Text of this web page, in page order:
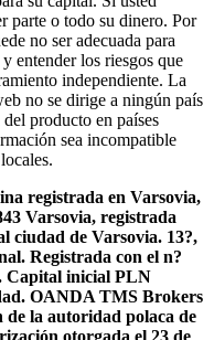
parte o todo su dinero. Por
no ser adecuada para
entender los riesgos que
independiente. La
no se dirige a ningún país
producto en países
sea incompatible
registrada en Varsovia,
Varsovia, registrada
ciudad de Varsovia. 13?,
Registrada con el n?
Capital inicial PLN
OANDA TMS Brokers
de la autoridad polaca de